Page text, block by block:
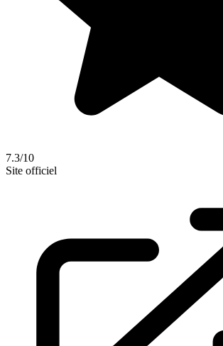
7.3/10
Site officiel